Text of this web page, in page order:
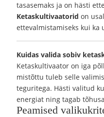
tasasemaks ja on hästi
Ketaskultivaatorid on
ettevalmistamiseks kui ka
Kuidas valida sobiv
Ketaskultivaator on iga
mistõttu tuleb selle
teguritega. Hästi valitud
energiat ning tagab
Peamised